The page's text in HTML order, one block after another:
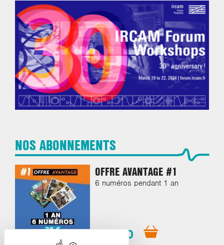
NOS ABONNEMENTS
OFFRE AVANTAGE #1
6 numéros pendant 1 an
€36.00